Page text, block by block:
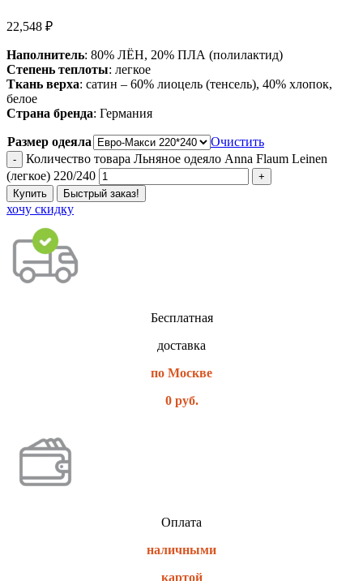
22,548 ₽
Наполнитель: 80% ЛЁН, 20% ПЛА (полилактид)
Степень теплоты: легкое
Ткань верха: сатин – 60% лиоцель (тенсель), 40% хлопок,
белое
Страна бренда: Германия
Размер одеяла
Очистить
Количество товара Льняное одеяло Anna Flaum Leinen
(легкое) 220/240
Купить Быстрый заказ!
хочу скидку
Бесплатная
доставка
по Москве
0 руб.
Оплата
наличными
картой